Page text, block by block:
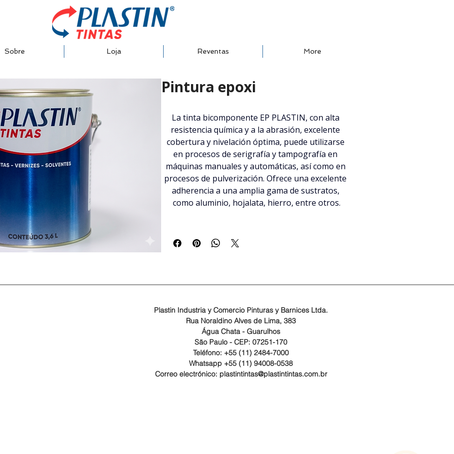
Sobre Loja Reventas More
Pintura epoxi
La tinta bicomponente EP PLASTIN, con alta
resistencia química y a la abrasión, excelente
cobertura y nivelación óptima, puede utilizarse
en procesos de serigrafía y tampografía en
máquinas manuales y automáticas, así como en
procesos de pulverización. Ofrece una excelente
adherencia a una amplia gama de sustratos,
como aluminio, hojalata, hierro, entre otros.
Plastin Industria y Comercio Pinturas y Barnices Ltda.
Rua Noraldino Alves de Lima, 383
Água Chata - Guarulhos
São Paulo - CEP: 07251-170
Teléfono: +55 (11) 2484-7000
Whatsapp +55 (11) 94008-0538
Correo electrónico: plastintintas@plastintintas.com.br